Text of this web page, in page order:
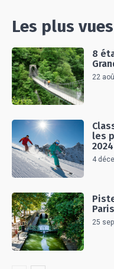
Les plus vues
8
22
les
4
25